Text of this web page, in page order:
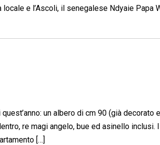
e l’Ascoli, il senegalese Ndyaie Papa
un albero di cm 90 (già decorato e
re magi angelo, bue ed asinello inclusi.
[…]